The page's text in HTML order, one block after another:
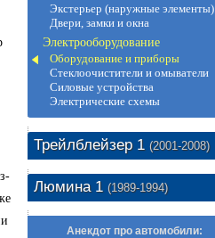
Экстерьер (наружные элементы)
Двери, замки и окна
Электрооборудование
Оборудование и приборы
Стеклоочистители и омыватели
Силовые устройства
Электрические схемы
Трейлблейзер 1 (2001-2008)
Люмина 1 (1989-1994)
Анекдот про автомобили: